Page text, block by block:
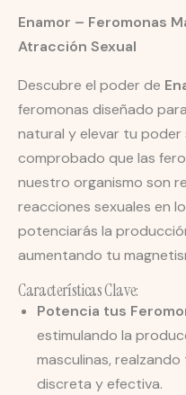
Enamor – Feromonas
Atracción Sexual
Descubre el poder de
feromonas diseñado
natural y elevar tu poder
comprobado que las
nuestro organismo son
reacciones sexuales en
potenciarás la
aumentando tu
Características Clave:
Potencia tus
estimulando la
masculinas,
discreta y efectiva.